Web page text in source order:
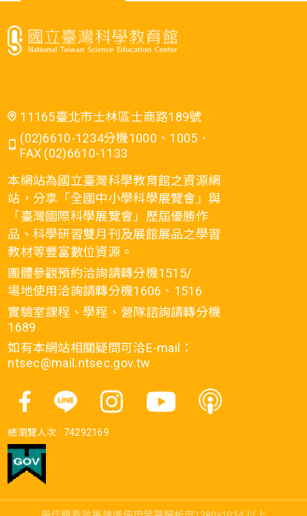
11165臺北市士林區士商路189號
(02)6610-1234分機1000、1005．
FAX (02)6610-1133
本網站為國立臺灣科學教育館之資源網
站，分享「全國中小學科學展覽會」與
「臺灣國際科學展覽會」歷屆優勝作
品、科學研習雙月刊及展館展品之學習
教材等豐富數位資源。
團體參觀預約洽詢請轉分機1515/
場地使用洽詢請轉分機1606、1516
實驗室課程、學程、營隊諮詢請轉分機
1689
如有本網站相關疑問可洽E-mail：
ntsec@mail.ntsec.gov.tw
總瀏覽人次 : 74292169